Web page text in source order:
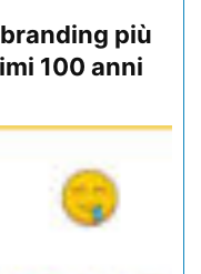
più
100 anni